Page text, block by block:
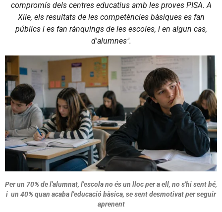
compromís dels centres educatius amb les proves PISA. A
Xile, els resultats de les competències bàsiques es fan
públics i es fan rànquings de les escoles, i en algun cas,
d'alumnes".
Per un 70% de l'alumnat, l'escola no és un lloc per a ell, no s'hi sent bé,
i un 40% quan acaba l'educació bàsica, se sent desmotivat per seguir
aprenent